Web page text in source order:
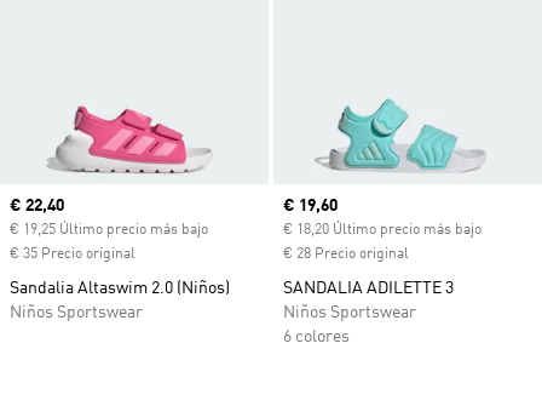
Precio actual
€ 22,40
€ 19,25 Último precio más bajo
€ 35 Precio original
Sandalia Altaswim 2.0 (Niños)
Niños Sportswear
Precio actual
€ 19,60
€ 18,20 Último precio más bajo
€ 28 Precio original
SANDALIA ADILETTE 3
Niños Sportswear
6 colores